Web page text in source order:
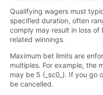
Qualifying wagers must
specified duration, often
comply may result in loss
related winnings.
Maximum bet limits are
multiples. For example, the
may be 5 (_sc0_). If you go
be cancelled.